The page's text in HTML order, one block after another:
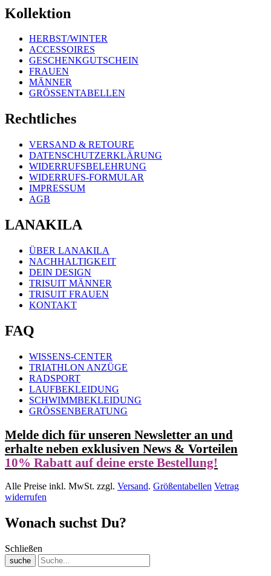
Kollektion
HERBST/WINTER
ACCESSOIRES
GESCHENKGUTSCHEIN
FRAUEN
MÄNNER
GRÖSSENTABELLEN
Rechtliches
VERSAND & RETOURE
DATENSCHUTZERKLÄRUNG
WIDERRUFSBELEHRUNG
WIDERRUFS-FORMULAR
IMPRESSUM
AGB
LANAKILA
ÜBER LANAKILA
NACHHALTIGKEIT
DEIN DESIGN
TRISUIT MÄNNER
TRISUIT FRAUEN
KONTAKT
FAQ
WISSENS-CENTER
TRIATHLON ANZÜGE
RADSPORT
LAUFBEKLEIDUNG
SCHWIMMBEKLEIDUNG
GRÖSSENBERATUNG
Melde dich für unseren Newsletter an und
erhalte neben exklusiven News & Vorteilen
10% Rabatt auf deine erste Bestellung!
Alle Preise inkl. MwSt. zzgl. Versand. Größentabellen Vetrag
widerrufen
Wonach suchst Du?
Schließen
suche